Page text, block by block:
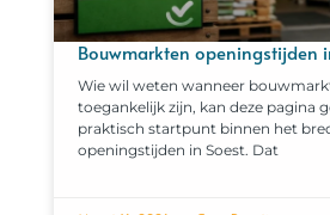
Bouwmarkten openingstijden
Wie wil weten wanneer
toegankelijk zijn, kan deze pagina
praktisch startpunt binnen het
openingstijden in Soest. Dat